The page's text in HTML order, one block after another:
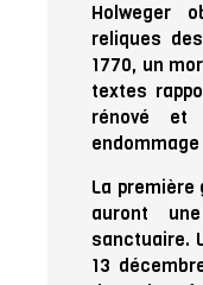
Holweger
reliques
1770, un
textes
rénové et
endommage
La
auront
sanctuaire.
13